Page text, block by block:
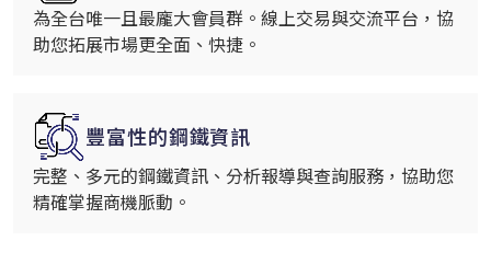
為全台唯一且最龐大會員群。線上交易與交流平台，協
助您拓展市場更全面、快捷。
豐富性的鋼鐵資訊
完整、多元的鋼鐵資訊、分析報導與查詢服務，協助您
精確掌握商機脈動。